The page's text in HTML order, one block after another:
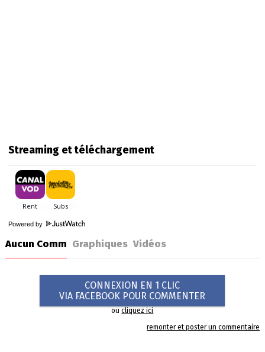
Streaming et téléchargement
Powered by
Aucun Comm Graphiques Vidéos
CONNEXION EN 1 CLIC
VIA FACEBOOK POUR COMMENTER
oucliquez ici
remonter et poster un commentaire